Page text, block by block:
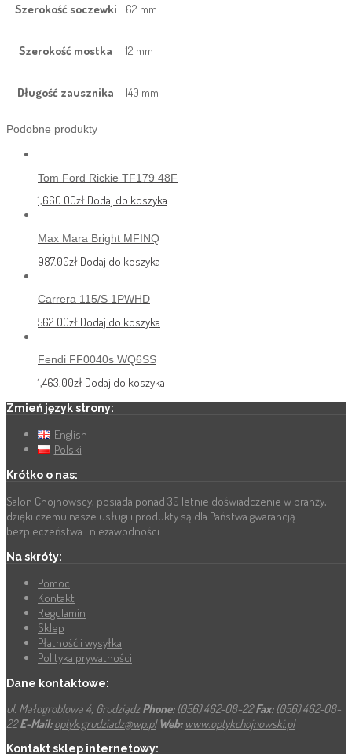
Szerokość soczewki 62 mm
Szerokość mostka 12 mm
Długość zausznika 140 mm
Podobne produkty
Tom Ford Rickie TF179 48F
1,660.00zł Dodaj do koszyka
Max Mara Bright MFINQ
987.00zł Dodaj do koszyka
Carrera 115/S 1PWHD
562.00zł Dodaj do koszyka
Fendi FF0040s WQ6SS
1,463.00zł Dodaj do koszyka
Zmień język strony:
English
Polski
Krótko o nas:
Salon Chojnowscy, posiada ponad 30 letnie doświadczenie w branży,
dzięki czemu nasze usługi i produkty są dla Państwa gwarancją
bezpieczeństwa i niezawodności.
Na skróty:
Pomoc
Kontakt
Regulamin
Sklep
Płatność i wysyłka
Polityka prywatności
Dane kontaktowe:
ul. Małogroblowa 4, Grudziądz Phone:(056) 462-08-22Fax:(056) 462-08-
22E-Mail: optyk.grudziadz@wp.pl Web: www.optykchojnowski.pl
Kontakt sklep internetowy: